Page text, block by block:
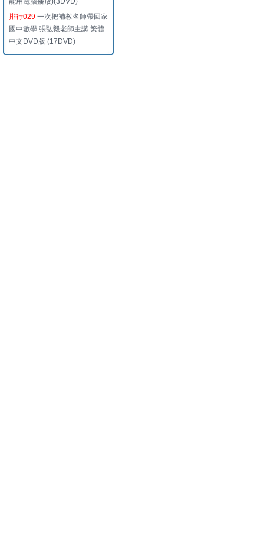
排行029 一次把補教名師帶回家
國中數學 張弘毅老師主講 繁體
中文DVD版 (17DVD)